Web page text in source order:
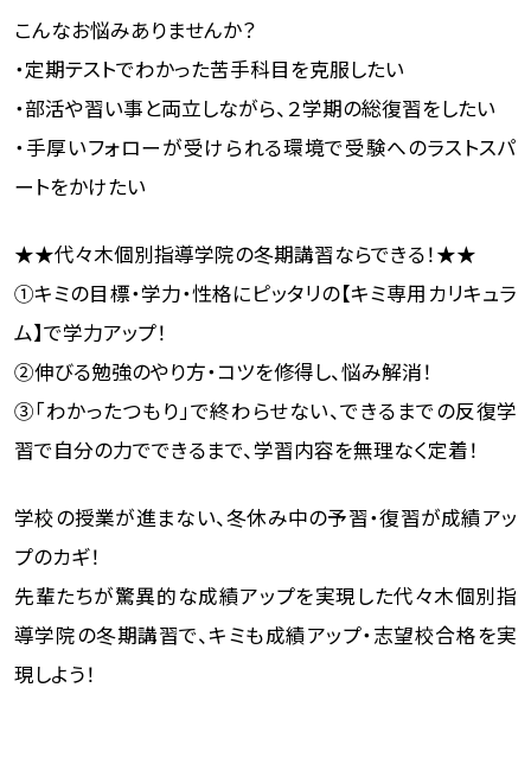
こんなお悩みありませんか？
・定期テストでわかった苦手科目を克服したい
・部活や習い事と両立しながら、２学期の総復習をしたい
・手厚いフォローが受けられる環境で受験へのラストスパ
ートをかけたい
★★代々木個別指導学院の冬期講習ならできる！★★
①キミの目標・学力・性格にピッタリの【キミ専用カリキュラ
ム】で学力アップ！
②伸びる勉強のやり方・コツを修得し、悩み解消！
③「わかったつもり」で終わらせない、できるまでの反復学
習で自分の力でできるまで、学習内容を無理なく定着！
学校の授業が進まない、冬休み中の予習・復習が成績アッ
プのカギ！
先輩たちが驚異的な成績アップを実現した代々木個別指
導学院の冬期講習で、キミも成績アップ・志望校合格を実
現しよう！